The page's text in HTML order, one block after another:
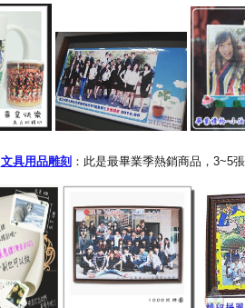
文具用品雕刻 ：此是最畢業季熱銷商品，3~5